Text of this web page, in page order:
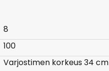
8
100
Varjostimen korkeus 34 cm